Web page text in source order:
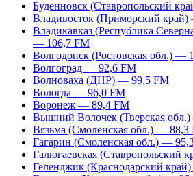
Буденновск (Ставропольский
Владивосток (Приморский
Владикавказ (Республика
— 106,7 FM
Волгодонск (Ростовская обл.) —
Волгоград — 92,6 FM
Волноваха (ДНР) — 99,5 FM
Вологда — 96,0 FM
Воронеж — 89,4 FM
Вышний Волочек (Тверская
Вязьма (Смоленская обл.) — 88,3
Гагарин (Смоленская обл.) —
Галюгаевская (Ставропольский
Геленджик (Краснодарский